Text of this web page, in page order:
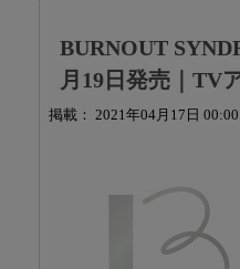
BURNOUT
月19日発売｜TV
掲載： 2021年04月17日 00:00